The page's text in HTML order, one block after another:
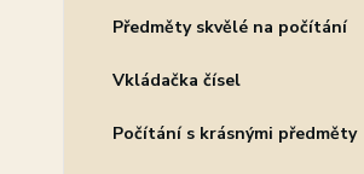
Předměty skvělé na počítání
Vkládačka čísel
Počítání s krásnými předměty